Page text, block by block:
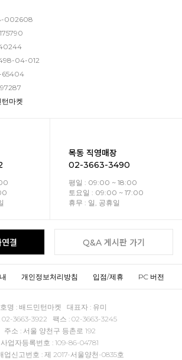
002608
04-012
65404
마켓
목동 직영매장
02-3663-3490
평일 : 09:00 ~ 18:00
토요일 : 09:00 ~ 17:00
휴무 : 일, 공휴일
결 Q&A 게시판 가기
개인정보처리방침 입점/제휴 PC 버전
명 : 배드민턴마켓 대표자 : 유미
02-3663-3922 팩스 : 02-3663-3245
주소 : 서울 양천구 등촌로 192
사업자등록번호 : 109-86-04781
업신고번호 : 제 2017-서울양천-0835호